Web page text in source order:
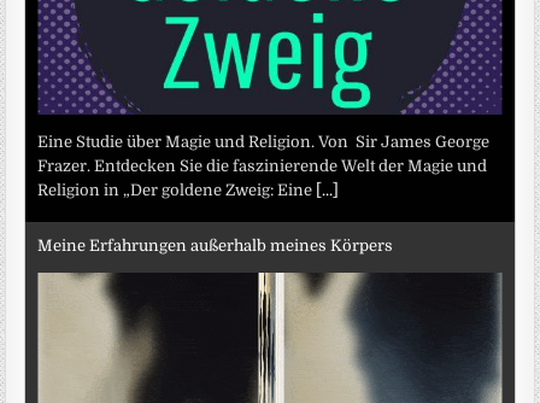
Eine Studie über Magie und Religion. Von Sir James George
Frazer. Entdecken Sie die faszinierende Welt der Magie und
Religion in „Der goldene Zweig: Eine [...]
Meine Erfahrungen außerhalb meines Körpers